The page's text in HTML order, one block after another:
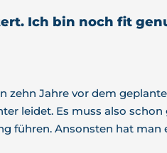
Ich bin noch fit
zehn Jahre vor dem
leidet. Es muss also schon
führen. Ansonsten hat man